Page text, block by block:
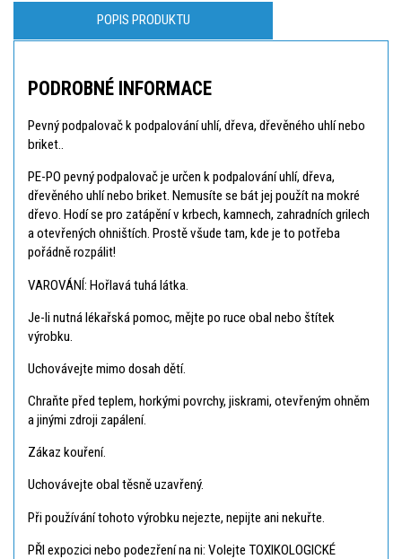
POPIS PRODUKTU
PODROBNÉ INFORMACE
Pevný podpalovač k podpalování uhlí, dřeva, dřevěného uhlí nebo
briket..
PE-PO pevný podpalovač je určen k podpalování uhlí, dřeva,
dřevěného uhlí nebo briket. Nemusíte se bát jej použít na mokré
dřevo. Hodí se pro zatápění v krbech, kamnech, zahradních grilech
a otevřených ohništích. Prostě všude tam, kde je to potřeba
pořádně rozpálit!
VAROVÁNÍ: Hořlavá tuhá látka.
Je-li nutná lékařská pomoc, mějte po ruce obal nebo štítek
výrobku.
Uchovávejte mimo dosah dětí.
Chraňte před teplem, horkými povrchy, jiskrami, otevřeným ohněm
a jinými zdroji zapálení.
Zákaz kouření.
Uchovávejte obal těsně uzavřený.
Při používání tohoto výrobku nejezte, nepijte ani nekuřte.
PŘI expozici nebo podezření na ni: Volejte TOXIKOLOGICKÉ